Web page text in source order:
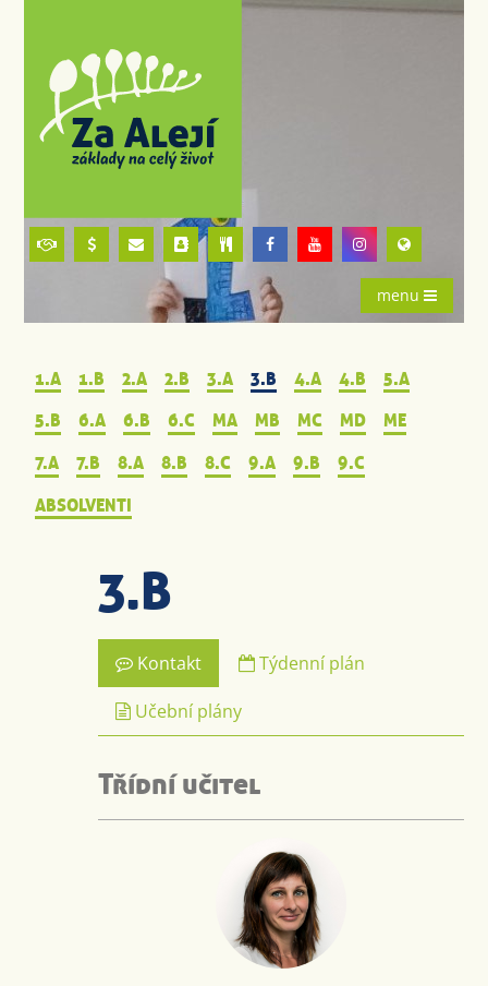
menu
3.B
Kontakt
Týdenní plán
Učební plány
Třídní učitel
1.A 1.B 2.A 2.B 3.A 3.B 4.A 4.B
5.A
5.B
6.A 6.B 6.C MA MB MC MD
ME
7.A
7.B 8.A 8.B 8.C 9.A 9.B
9.C
ABSOLVENTI